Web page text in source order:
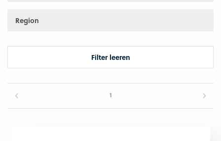
Region
Filter leeren
1